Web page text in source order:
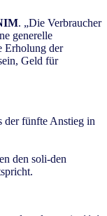
. „Die Verbraucher
generelle
Erholung der
Geld für
der fünfte Anstieg in
den soli-den